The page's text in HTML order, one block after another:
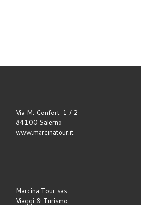
Via M. Conforti 1 / 2
84100 Salerno
www.marcinatour.it
Marcina Tour sas
Viaggi & Turismo